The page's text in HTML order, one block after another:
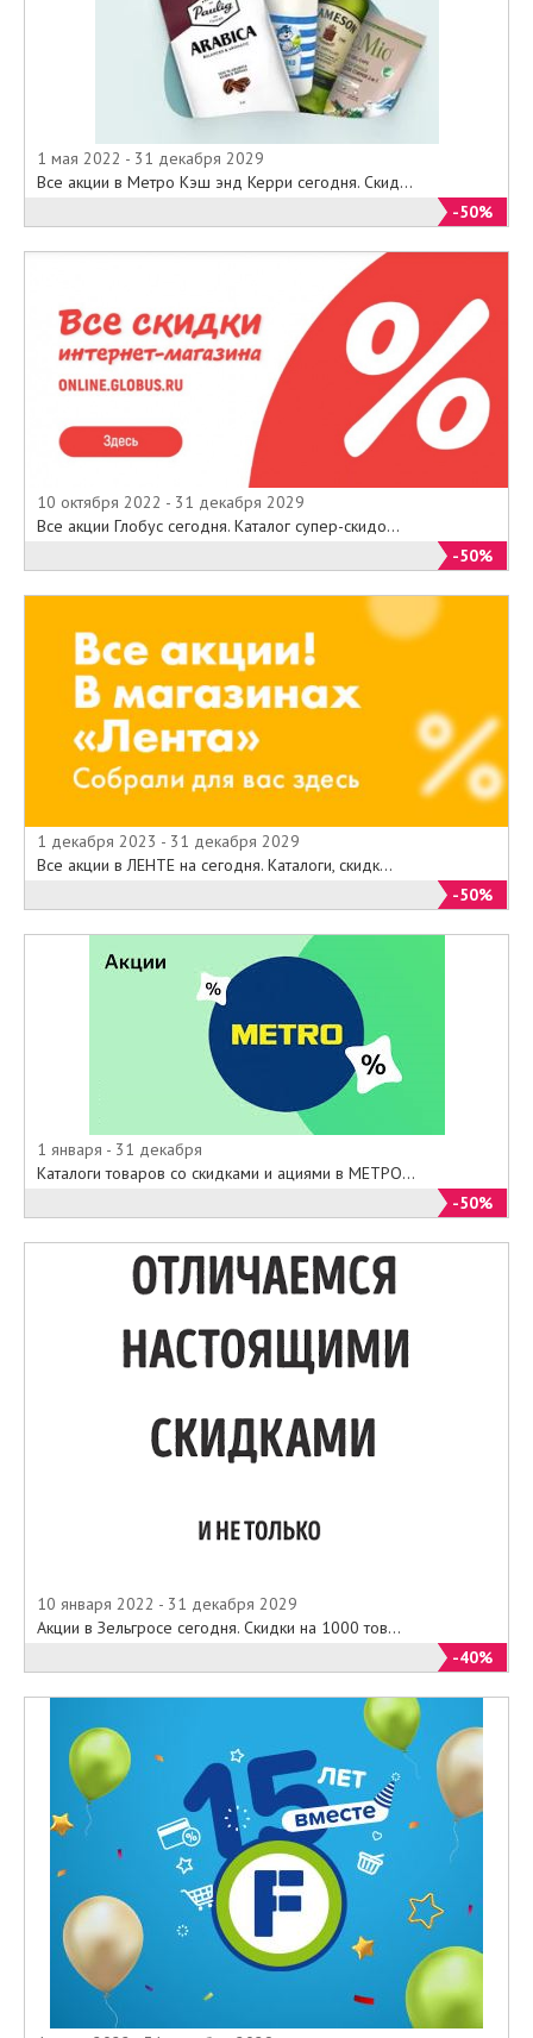
1 мая 2022 - 31 декабря 2029
Все акции в Метро Кэш энд Керри сегодня. Скид...
-50%
10 октября 2022 - 31 декабря 2029
Все акции Глобус сегодня. Каталог супер-скидо...
-50%
1 декабря 2023 - 31 декабря 2029
Все акции в ЛЕНТЕ на сегодня. Каталоги, скидк...
-50%
1 января - 31 декабря
Каталоги товаров со скидками и ациями в МЕТРО...
-50%
10 января 2022 - 31 декабря 2029
Акции в Зельгросе сегодня. Скидки на 1000 тов...
-40%